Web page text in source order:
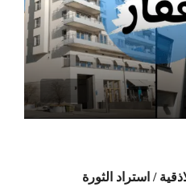
/ استراد الثورة